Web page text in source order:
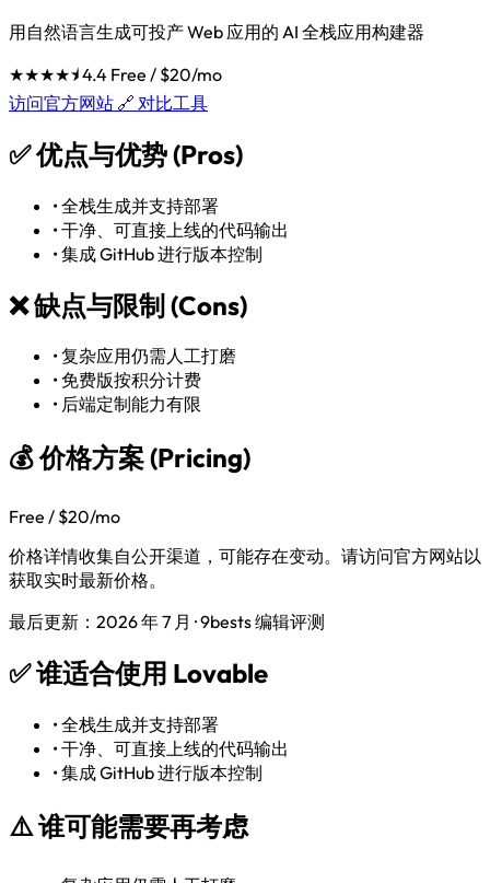
用自然语言生成可投产 Web 应用的 AI 全栈应用构建器
★★★★⯨4.4 Free / $20/mo
访问官方网站 🔗 对比工具
✅优点与优势 (Pros)
•全栈生成并支持部署
•干净、可直接上线的代码输出
•集成 GitHub 进行版本控制
❌缺点与限制 (Cons)
•复杂应用仍需人工打磨
• 免费版按积分计费
• 后端定制能力有限
💰 价格方案 (Pricing)
Free / $20/mo
价格详情收集自公开渠道，可能存在变动。请访问官方网站以
获取实时最新价格。
最后更新：2026 年 7 月 · 9bests 编辑评测
✅谁适合使用 Lovable
•全栈生成并支持部署
•干净、可直接上线的代码输出
•集成 GitHub 进行版本控制
⚠️谁可能需要再考虑